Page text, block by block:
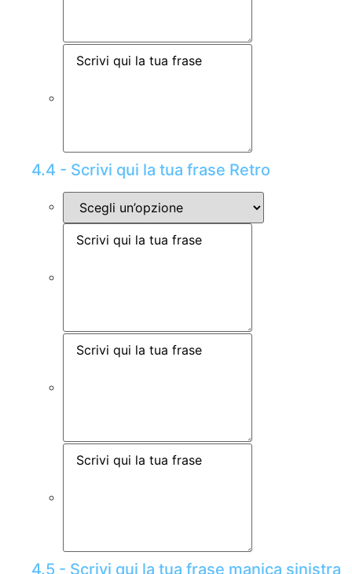
4.4 - Scrivi qui la tua frase Retro
4.5 - Scrivi qui la tua frase manica sinistra